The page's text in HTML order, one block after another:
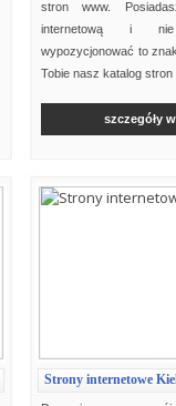
stron www.
internetową i
wypozycjonować to
Tobie nasz katalog stron
szczegóły
Strony internetowe